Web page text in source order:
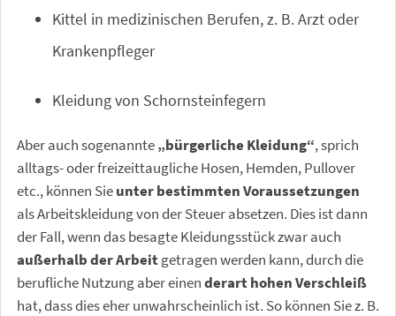
Kittel in medizinischen Berufen, z. B. Arzt oder
Krankenpfleger
Kleidung von Schornsteinfegern
Aber auch sogenannte„bürgerliche Kleidung“, sprich
alltags- oder freizeittaugliche Hosen, Hemden, Pullover
etc., können Sieunter bestimmten Voraussetzungen
als Arbeitskleidung von der Steuer absetzen. Dies ist dann
der Fall, wenn das besagte Kleidungsstück zwar auch
außerhalb der Arbeit getragen werden kann, durch die
berufliche Nutzung aber einenderart hohen Verschleiß
hat, dass dies eher unwahrscheinlich ist. So können Sie z. B.